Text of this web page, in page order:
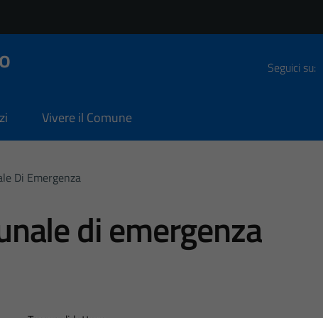
Seguici su:
Vivere il Comune
Di Emergenza
di emergenza